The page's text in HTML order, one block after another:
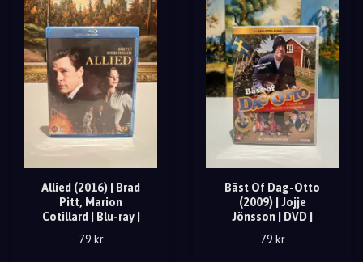
Allied (2016) | Brad
Pitt, Marion
Cotillard | Blu-ray |
79 kr
Bäst Of Dag-Otto
(2009) | Jojje
Jönsson | DVD |
79 kr